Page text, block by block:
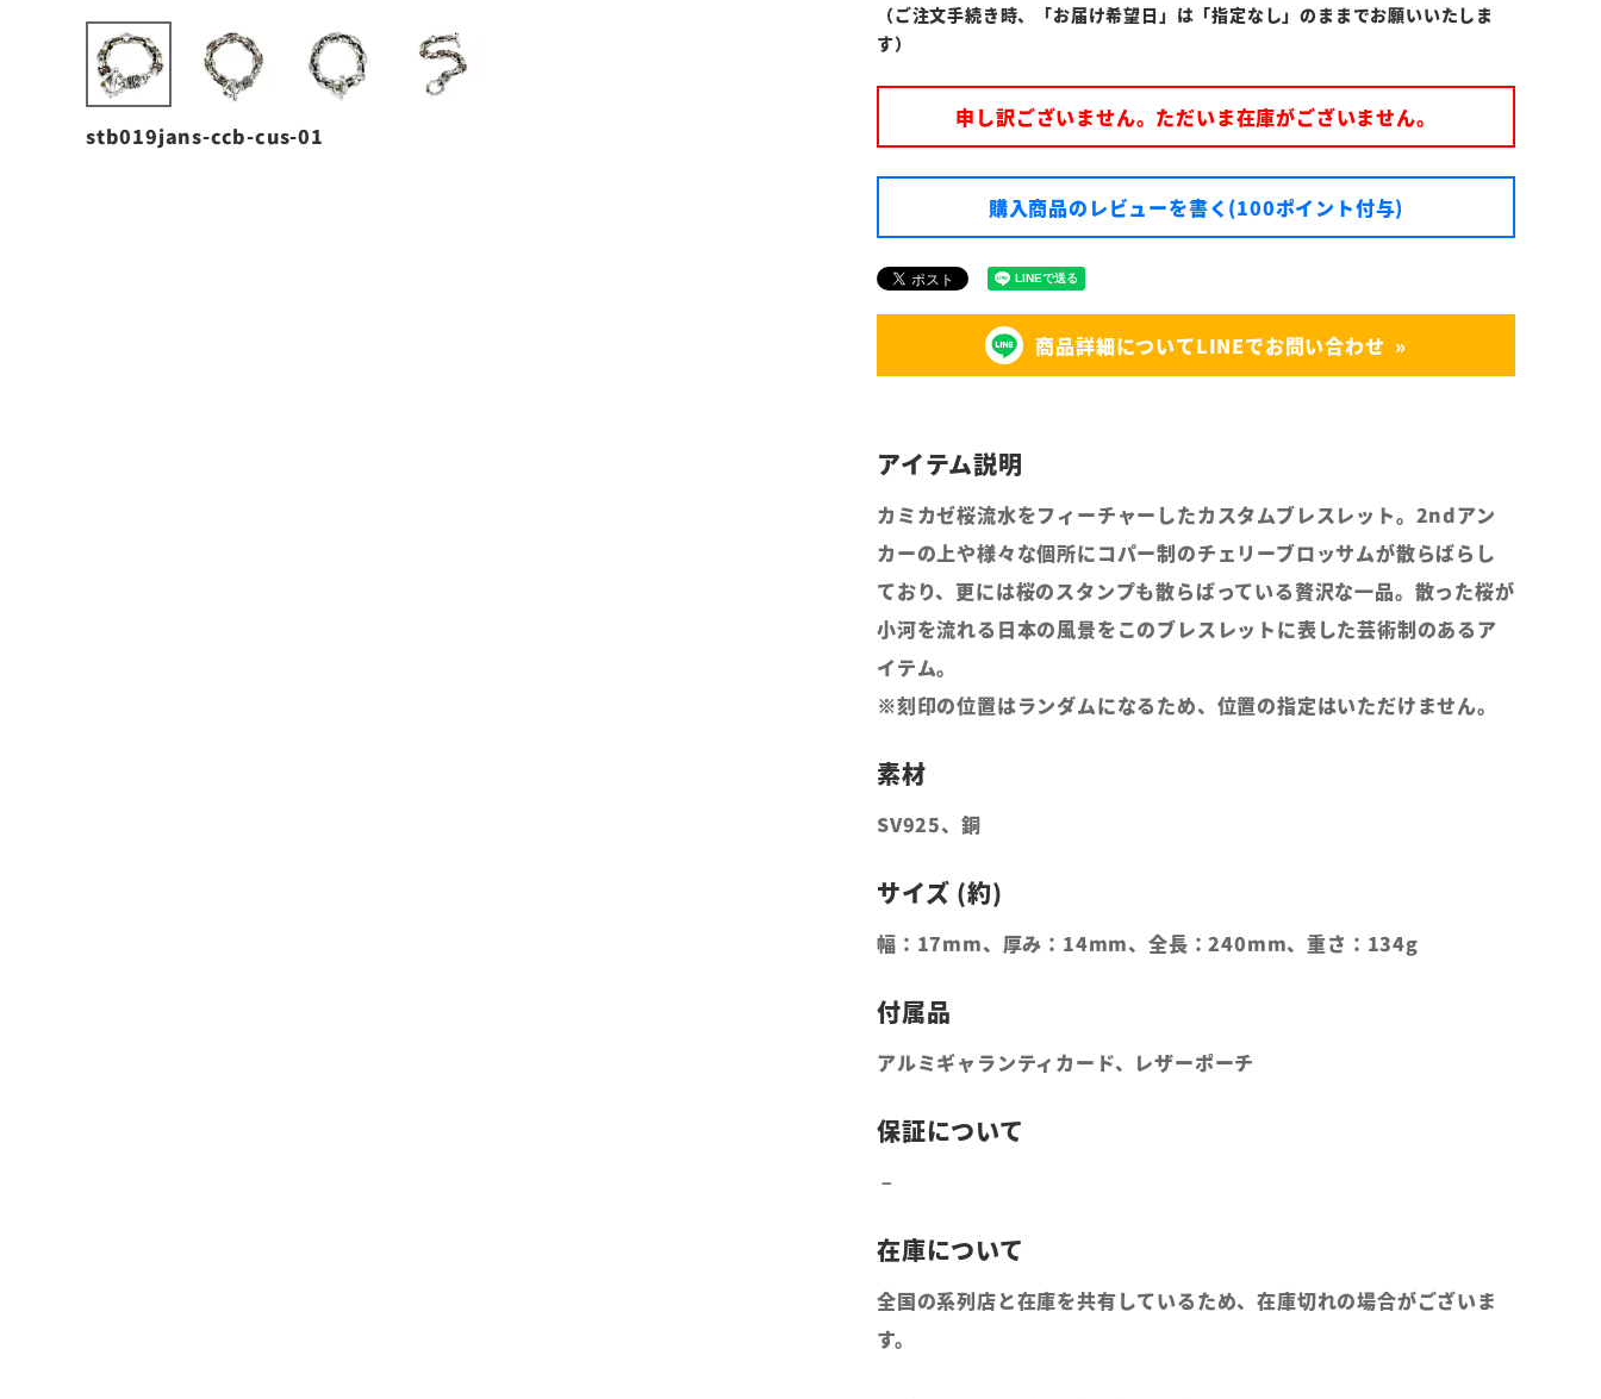
stb019jans-ccb-cus-01
（ご注文手続き時、「お届け希望日」は「指定なし」のままでお願いいたしま
す）
申し訳ございません。ただいま在庫がございません。
購入商品のレビューを書く(100ポイント付与)
商品詳細についてLINEでお問い合わせ
カミカゼ桜流水をフィーチャーしたカスタムブレスレット。2ndアン
カーの上や様々な個所にコパー制のチェリーブロッサムが散らばらし
ており、更には桜のスタンプも散らばっている贅沢な一品。散った桜が
小河を流れる日本の風景をこのブレスレットに表した芸術制のあるア
イテム。
※刻印の位置はランダムになるため、位置の指定はいただけません。
SV925、銅
幅：17mm、厚み：14mm、全長：240mm、重さ：134g
アルミギャランティカード、レザーポーチ
全国の系列店と在庫を共有しているため、在庫切れの場合がございま
す。